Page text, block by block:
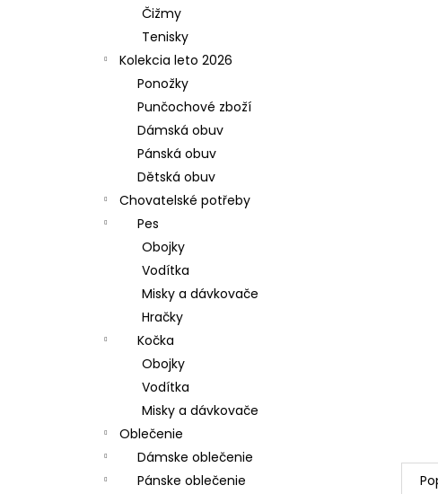
Čižmy
Tenisky
Kolekcia leto 2026
Ponožky
Punčochové zboží
Dámská obuv
Pánská obuv
Dětská obuv
Chovatelské potřeby
Pes
Obojky
Vodítka
Misky a dávkovače
Hračky
Kočka
Obojky
Vodítka
Misky a dávkovače
Oblečenie
Dámske oblečenie
Pánske oblečenie